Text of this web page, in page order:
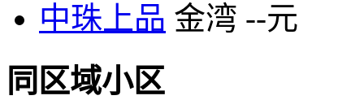
中珠上品 金湾 --元
同区域小区